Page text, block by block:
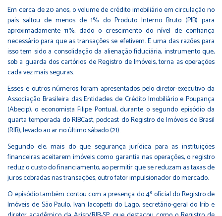
Em cerca de 20 anos, o volume de crédito imobiliário em circulação no
país saltou de menos de 1% do Produto Interno Bruto (PIB) para
aproximadamente 11%, dado o crescimento do nível de confiança
necessário para que as transações se efetivem. E uma das razões para
isso tem sido a consolidação da alienação fiduciária, instrumento que,
sob a guarda dos cartórios de Registro de Imóveis, torna as operações
cada vez mais seguras.
Esses e outros números foram apresentados pelo diretor-executivo da
Associação Brasileira das Entidades de Crédito Imobiliário e Poupança
(Abecip), o economista Filipe Pontual, durante o segundo episódio da
quarta temporada do RIBCast, podcast do Registro de Imóveis do Brasil
(RIB), levado ao ar no último sábado (21).
Segundo ele, mais do que segurança jurídica para as instituições
financeiras aceitarem imóveis como garantia nas operações, o registro
reduz o custo do financiamento, ao permitir que se reduzam as taxas de
juros cobradas nas transações, outro fator impulsionador do mercado.
O episódio também contou com a presença do 4º oficial do Registro de
Imóveis de São Paulo, Ivan Jacopetti do Lago, secretário-geral do Irib e